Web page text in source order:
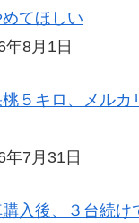
てほしい
年8月1日
５キロ、メルカ
年7月31日
入後、３台続け